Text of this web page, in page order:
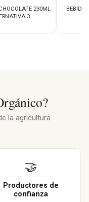
230ML
3
BEBIDA
la agricultura
🤝
Productores de
confianza